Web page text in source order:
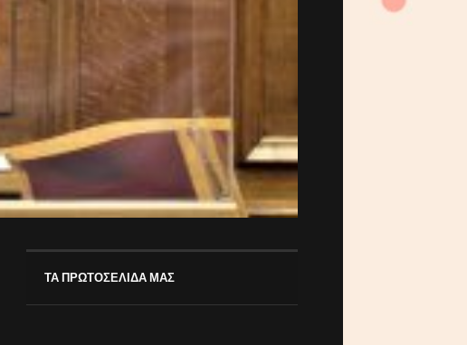
ΤΑ ΠΡΩΤΟΣΕΛΙΔΑ ΜΑΣ